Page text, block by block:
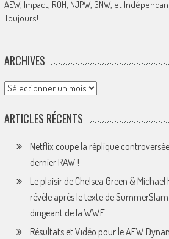
AEW, Impact, ROH, NJPW, GNW, et
Toujours!
ARCHIVES
Archives
ARTICLES RÉCENTS
Netflix coupe la réplique
dernier RAW !
Le plaisir de Chelsea Green &
révèle après le texte de
dirigeant de la WWE
Résultats et Vidéo pour le AEW